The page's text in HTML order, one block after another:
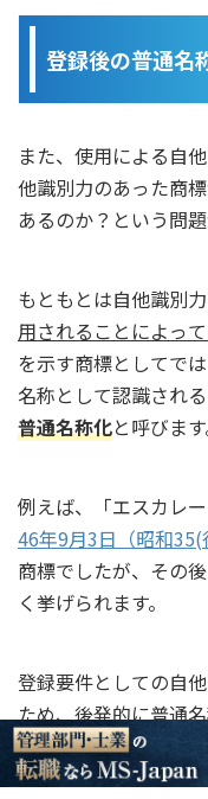
登録後の普通名
また、使用による自
他識別力のあった商
あるのか？という問題
もともとは自他識別
用されることによっ
を示す商標としてで
名称として認識され
普通名称化と呼びます
例えば、「エスカレ
46年9月3日（昭和35(
商標でしたが、その
く挙げられます。
登録要件としての自
ため、後発的に普通
です（無効審判（46